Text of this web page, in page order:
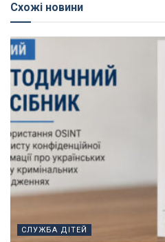
Схожі новини
СЛУЖБА ДІТЕЙ